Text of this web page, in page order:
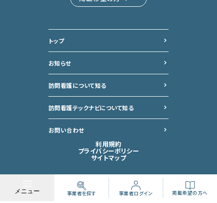
メニュー 事業者を探す 事業者ログイン 掲載希望の方へ
トップ
お知らせ
訪問看護について知る
訪問看護テックナビについて知る
お問い合わせ
利用規約
プライバシーポリシー
サイトマップ
©︎ 2024 houmonkango tech navi